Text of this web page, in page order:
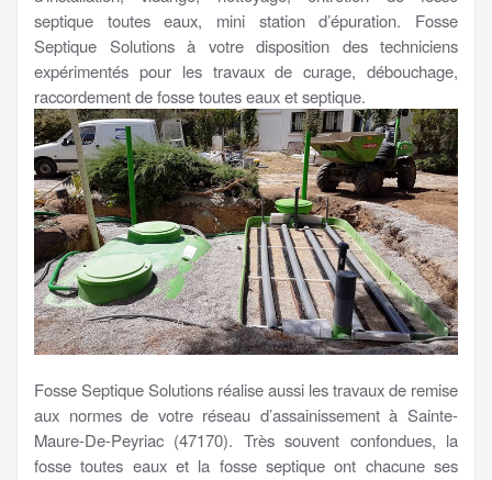
septique toutes eaux, mini station d’épuration. Fosse
Septique Solutions à votre disposition des techniciens
expérimentés pour les travaux de curage, débouchage,
raccordement de fosse toutes eaux et septique.
Fosse Septique Solutions réalise aussi les travaux de remise
aux normes de votre réseau d’assainissement à Sainte-
Maure-De-Peyriac (47170). Très souvent confondues, la
fosse toutes eaux et la fosse septique ont chacune ses